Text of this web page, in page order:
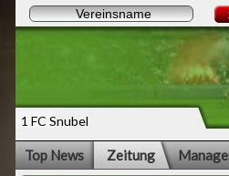
1 FC Snubel
Top News Zeitung